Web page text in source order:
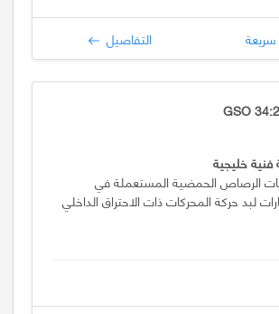
التفاصيل
GSO
فنية خليجية
الرصاص الحمضية المستعملة في
لبد حركة المحركات ذات الاحتراق الداخلي